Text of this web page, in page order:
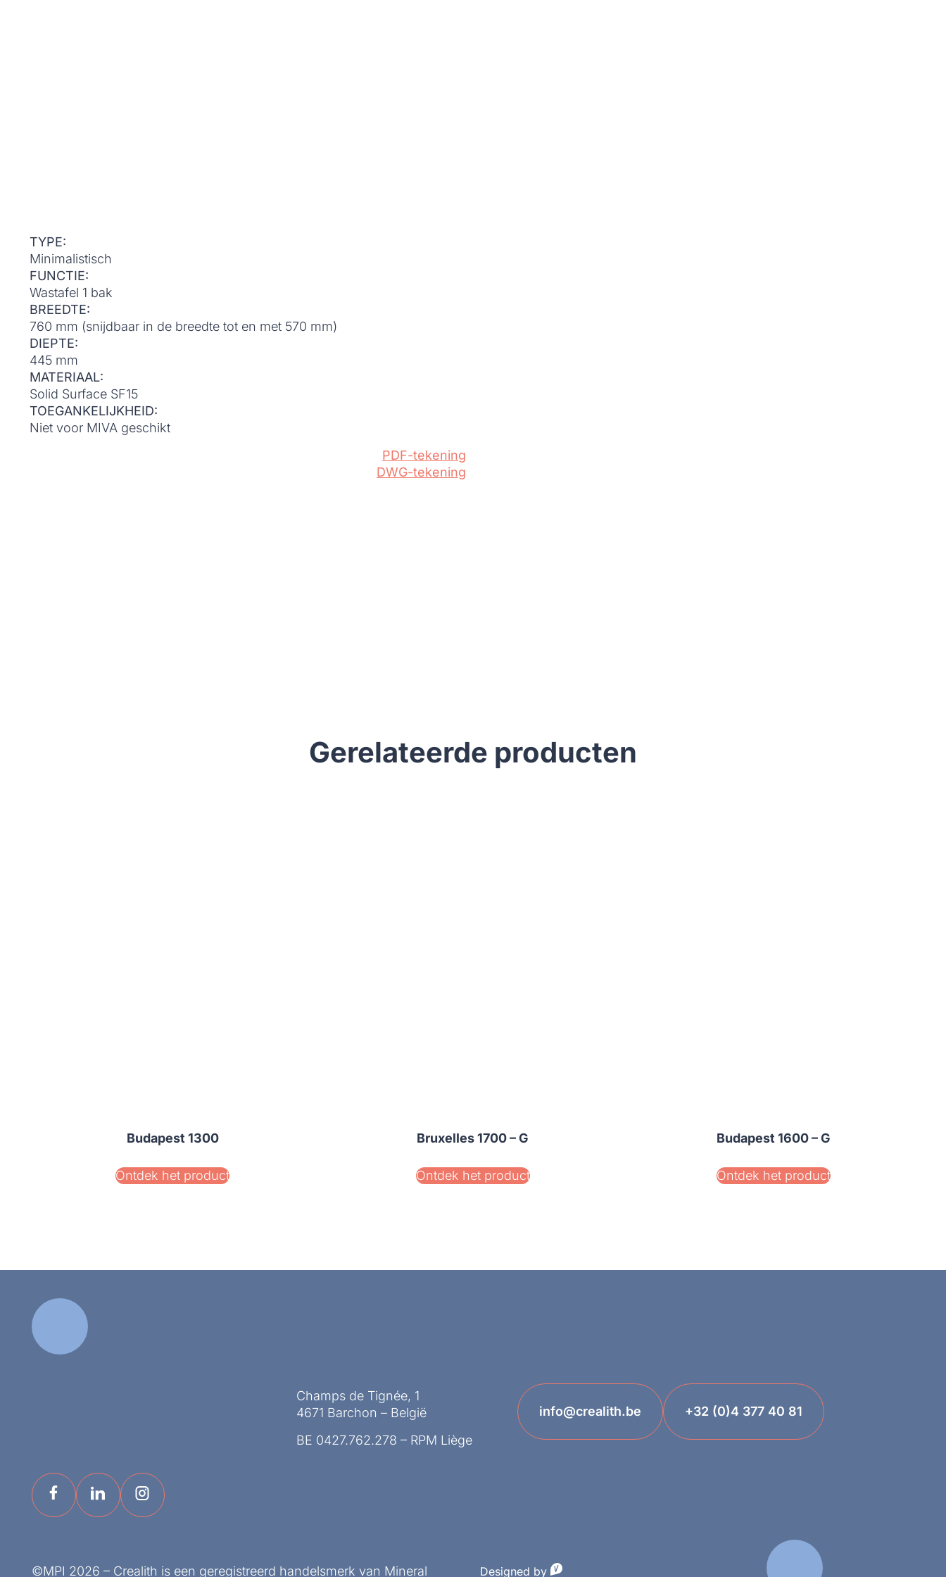
TYPE:
Minimalistisch
FUNCTIE:
Wastafel 1 bak
BREEDTE:
760 mm (snijdbaar in de breedte tot en met 570 mm)
DIEPTE:
445 mm
MATERIAAL:
Solid Surface SF15
TOEGANKELIJKHEID:
Niet voor MIVA geschikt
PDF-tekening
DWG-tekening
Gerelateerde producten
Budapest 1300
Ontdek het product
Bruxelles 1700 – G
Ontdek het product
Budapest 1600 – G
Ontdek het product
Champs de Tignée, 1
4671 Barchon – België
BE 0427.762.278 – RPM Liège
info@crealith.be +32 (0)4 377 40 81
©MPI 2026 – Crealith is een geregistreerd handelsmerk van Mineral Designed by